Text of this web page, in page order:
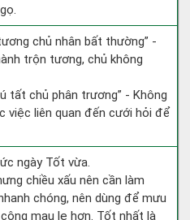
chủ nhân bất thường” -
trộn tương, chủ không
tất chủ phân trương” - Không
việc liên quan đến cưới hỏi để
ngày Tốt vừa.
chiều xấu nên cần làm
chóng, nên dùng để mưu
mau lẹ hơn. Tốt nhất là